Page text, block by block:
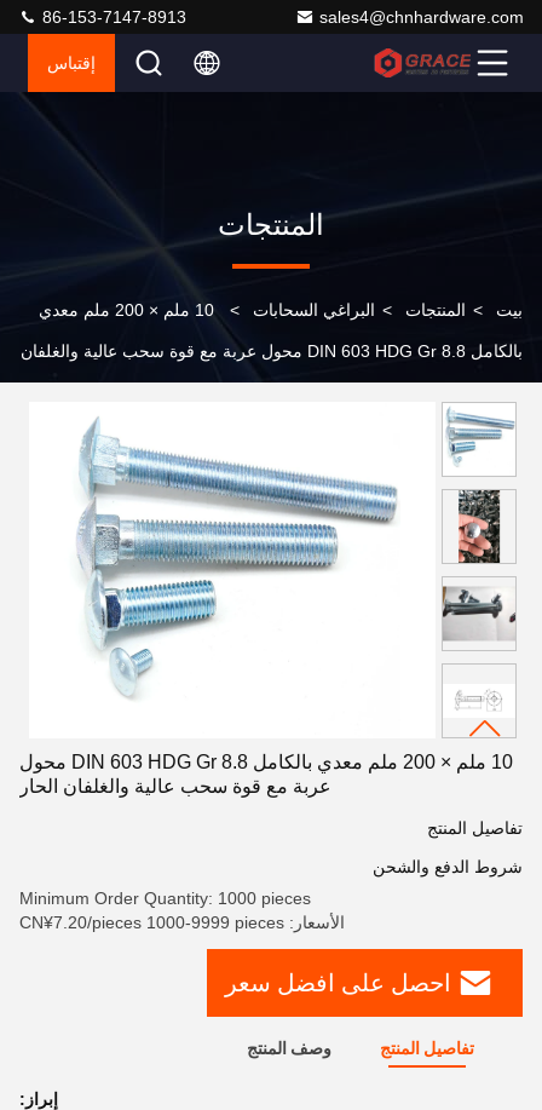
sales4@chnhardware.com
86-153-7147-8913
إقتباس
المنتجات
بيت > المنتجات > البراغي السحابات > 10 ملم × 200 ملم معدي
بالكامل DIN 603 HDG Gr 8.8 محول عربة مع قوة سحب عالية والغلفان
10 ملم × 200 ملم معدي بالكامل DIN 603 HDG Gr 8.8 محول
عربة مع قوة سحب عالية والغلفان الحار
تفاصيل المنتج
شروط الدفع والشحن
Minimum Order Quantity: 1000 pieces
الأسعار: CN¥7.20/pieces 1000-9999 pieces
احصل على افضل سعر
تفاصيل المنتج وصف المنتج
إبراز: